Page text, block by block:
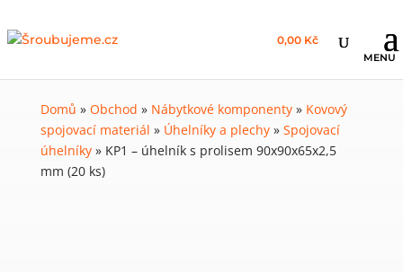
0,00 Kč
Domů » Obchod » Nábytkové komponenty» Kovový
spojovací materiál » Úhelníky a plechy» Spojovací
úhelníky» KP1 – úhelník s prolisem 90x90x65x2,5
mm (20 ks)